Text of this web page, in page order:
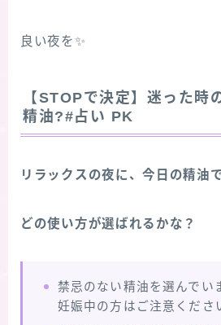
良い夜を✨
【STOPで決定】迷った時
精油?#占い PK
リラックスの夜に、今日の精油
どの使い方が選ばれるかな？
禁忌のない精油を選んでい
妊娠中の方はご注意くださ